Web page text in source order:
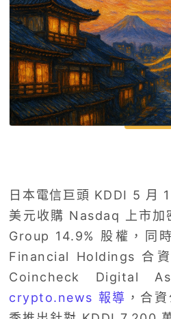
日本電信巨頭 KDDI 5 月
美元收購 Nasdaq 上市
Group 14.9% 股權，同
Financial Holdings 合
Coincheck Digital
crypto.news 報導 ，合